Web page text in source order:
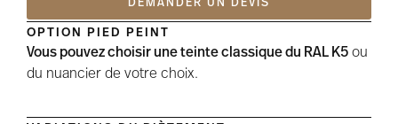
DEMANDER UN DEVIS
OPTION PIED PEINT
Vous pouvez choisir une teinte classique du RAL K5 ou
du nuancier de votre choix.